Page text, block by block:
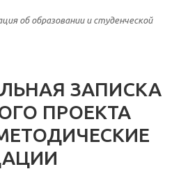
об образовании и студенческой
ЗАПИСКА
ПРОЕКТА